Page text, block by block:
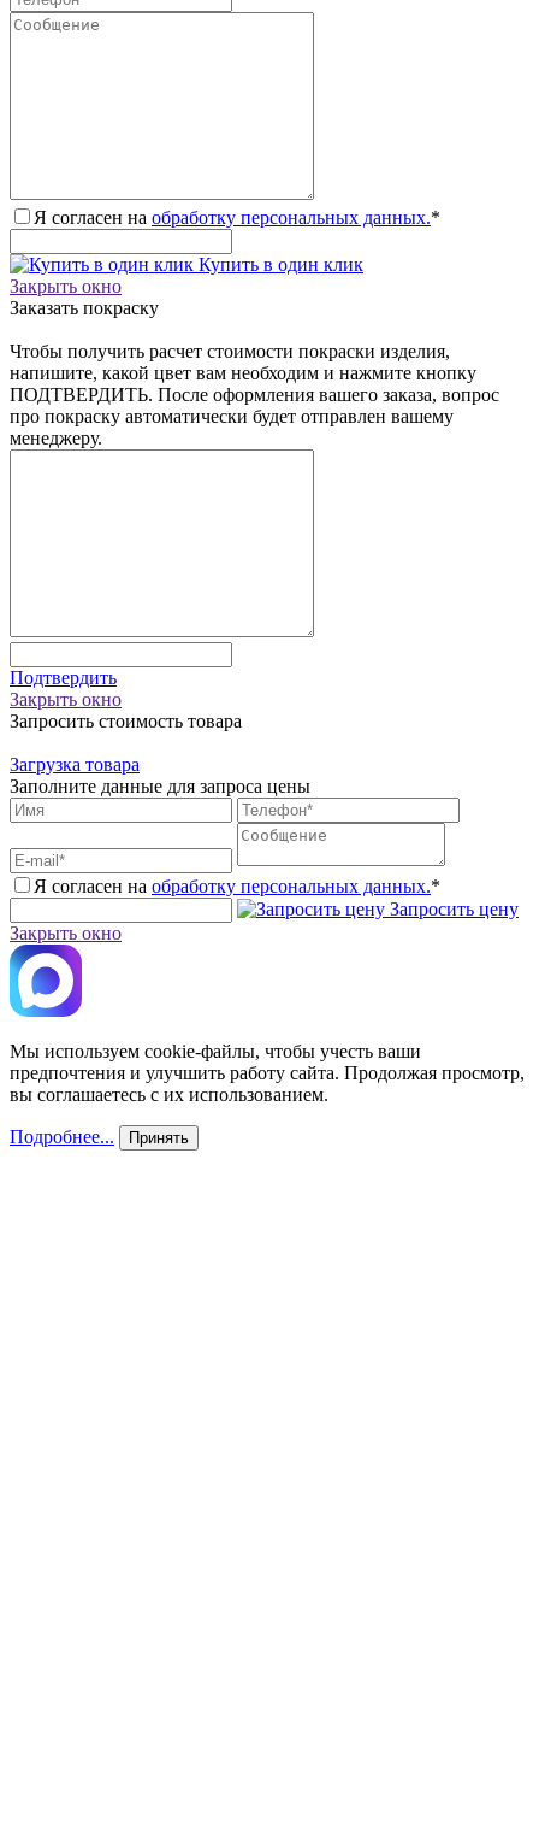
Я согласен на обработку персональных данных.*
Купить в один клик
Закрыть окно
Заказать покраску
Чтобы получить расчет стоимости покраски изделия,
напишите, какой цвет вам необходим и нажмите кнопку
ПОДТВЕРДИТЬ. После оформления вашего заказа, вопрос
про покраску автоматически будет отправлен вашему
менеджеру.
Подтвердить
Закрыть окно
Запросить стоимость товара
Загрузка товара
Заполните данные для запроса цены
Я согласен на обработку персональных данных.*
Запросить цену
Закрыть окно
Мы используем cookie-файлы, чтобы учесть ваши
предпочтения и улучшить работу сайта. Продолжая просмотр,
вы соглашаетесь с их использованием.
Подробнее... Принять